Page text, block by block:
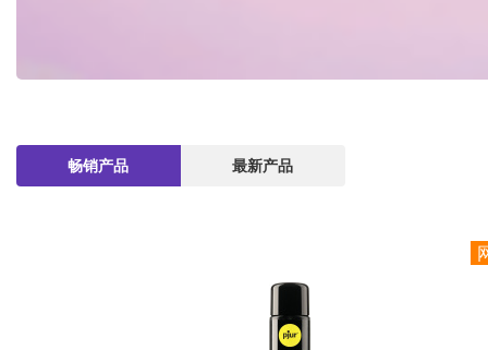
畅销产品 最新产品